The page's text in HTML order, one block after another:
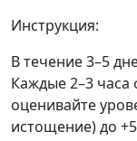
Инструкция:
В течение 3–5
Каждые 2–3 часа
оценивайте
истощение) до